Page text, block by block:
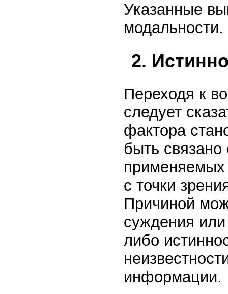
Указанные
модальности.
2.
Переходя к
следует
фактора
быть связано
применяемых
с точки
Причиной
суждения
либо
информации.